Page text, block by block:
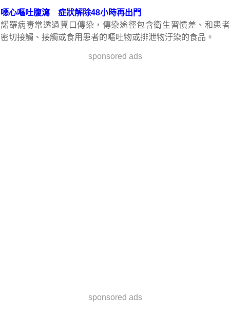
噁心嘔吐腹瀉 症狀解除48小時再出門
諾羅病毒常透過糞口傳染，傳染途徑包含衛生習慣差、和患者
密切接觸、接觸或食用患者的嘔吐物或排泄物汙染的食品。
sponsored ads
sponsored ads